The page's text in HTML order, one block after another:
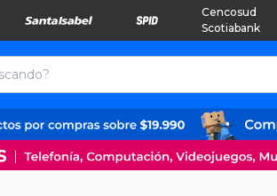
Cencosud
Scotiabank